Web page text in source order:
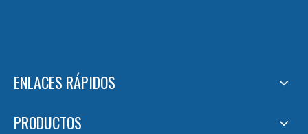
ENLACES RÁPIDOS
PRODUCTOS